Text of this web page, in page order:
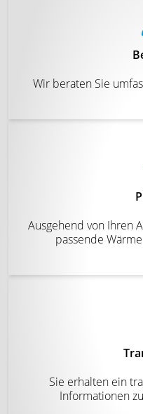
Wir beraten Sie
Ausgehend von Ihren
passende
Sie erhalten ein
Informationen